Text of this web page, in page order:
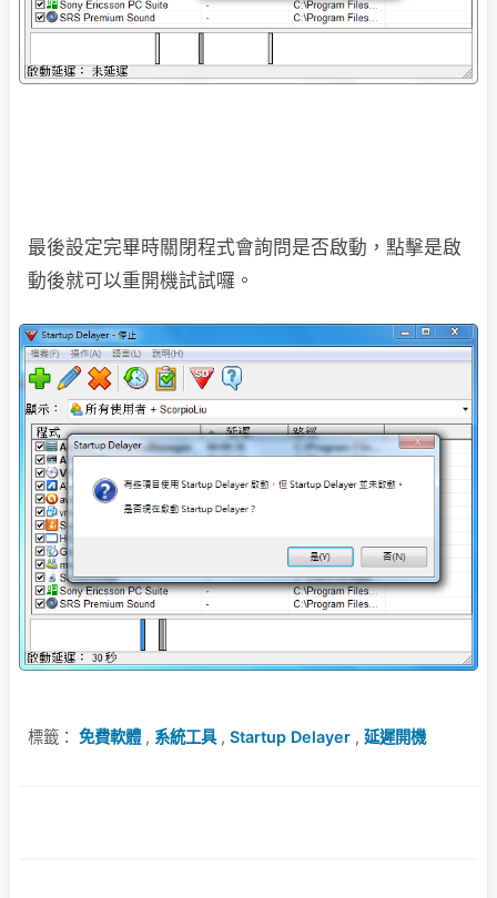
最後設定完畢時關閉程式會詢問是否啟動，點擊是啟
動後就可以重開機試試囉。
標籤： 免費軟體, 系統工具, Startup Delayer , 延遲開機